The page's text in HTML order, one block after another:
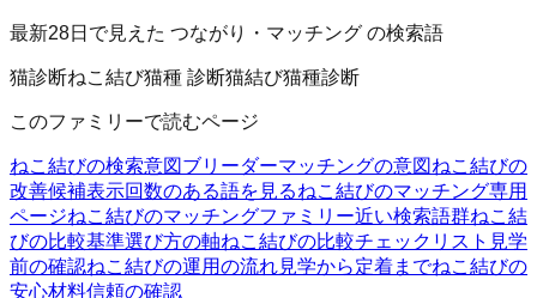
最新28日で見えた つながり・マッチング の検索語
猫診断ねこ結び猫種 診断猫結び猫種診断
このファミリーで読むページ
ねこ結びの検索意図 ブリーダーマッチングの意図 ねこ結びの
改善候補表示回数のある語を見るねこ結びのマッチング専用
ページねこ結びのマッチングファミリー近い検索語群ねこ結
びの比較基準選び方の軸ねこ結びの比較チェックリスト 見学
前の確認ねこ結びの運用の流れ見学から定着までねこ結びの
安心材料信頼の確認